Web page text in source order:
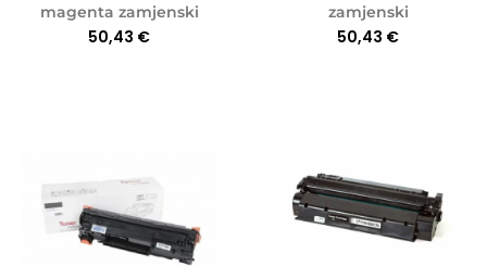
magenta zamjenski
50,43 €
zamjenski
50,43 €